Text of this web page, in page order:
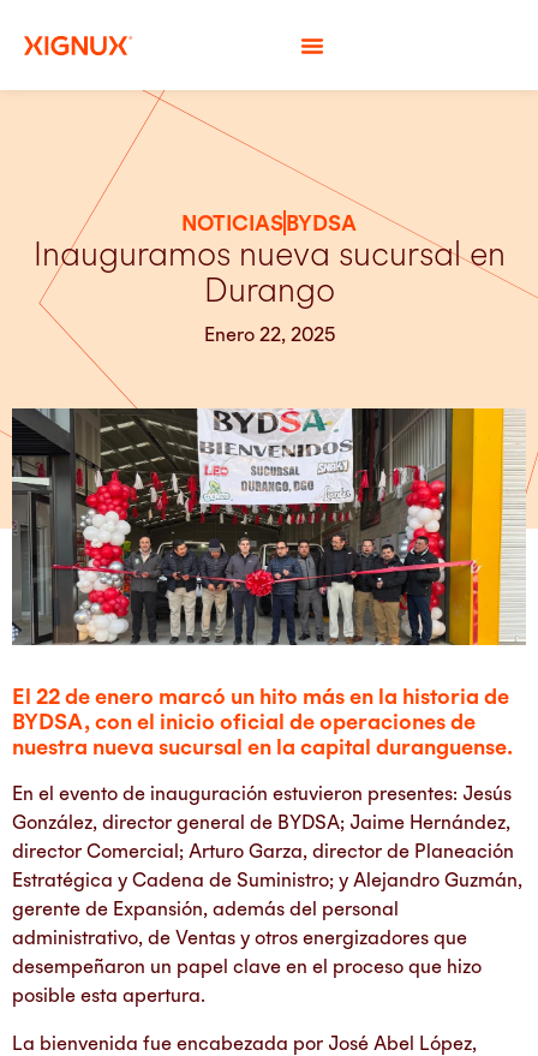
NOTICIASBYDSA
Inauguramos nueva sucursal en
Durango
Enero 22, 2025
El 22 de enero marcó un hito más en la historia de
BYDSA, con el inicio oficial de operaciones de
nuestra nueva sucursal en la capital duranguense.
En el evento de inauguración estuvieron presentes: Jesús
González, director general de BYDSA; Jaime Hernández,
director Comercial; Arturo Garza, director de Planeación
Estratégica y Cadena de Suministro; y Alejandro Guzmán,
gerente de Expansión, además del personal
administrativo, de Ventas y otros energizadores que
desempeñaron un papel clave en el proceso que hizo
posible esta apertura.
La bienvenida fue encabezada por José Abel López,